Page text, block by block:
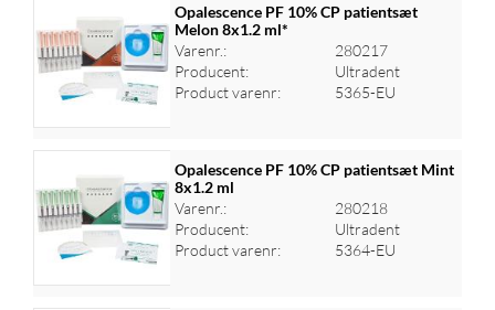
Log ind for at se priser
Opalescence PF 10% CP patientsæt
Melon 8x1.2 ml*
Varenr.:
280217
Producent:
Ultradent
Product varenr:
5365-EU
Log ind for at se priser
Opalescence PF 10% CP patientsæt Mint
8x1.2 ml
Varenr.:
280218
Producent:
Ultradent
Product varenr:
5364-EU